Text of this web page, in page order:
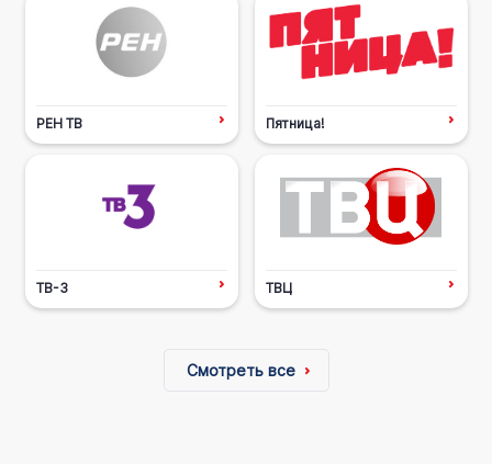
РЕН ТВ Пятница!
ТВ-3 ТВЦ
Смотреть все